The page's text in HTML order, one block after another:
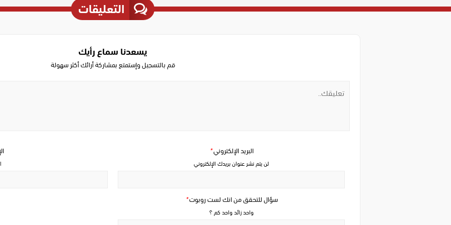
التعليقات
يسعدنا سماع رأيك
قم بالتسجيل وإستمتع بمشاركة أرائك أكثر سهولة
سؤال للتحقق من انك لست روبوت*
واحد زائد واحد كم ؟
البريد الإلكتروني*
لن يتم نشر عنوان بريدك الإلكتروني